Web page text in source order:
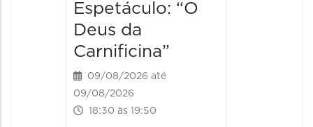
Espetáculo: “O
Deus da
Carnificina”
09/08/2026 até
09/08/2026
18:30 às 19:50